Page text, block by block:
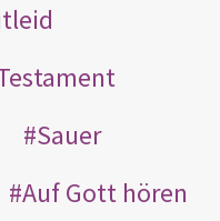
Sauer
Auf Gott hören